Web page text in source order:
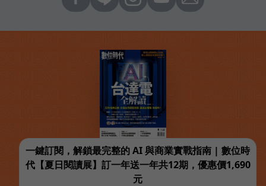
一鍵訂閱，解鎖最完整的 AI 與商業實戰指南 | 數位時
代【夏日閱讀展】訂一年送一年共12期，優惠價1,690
元